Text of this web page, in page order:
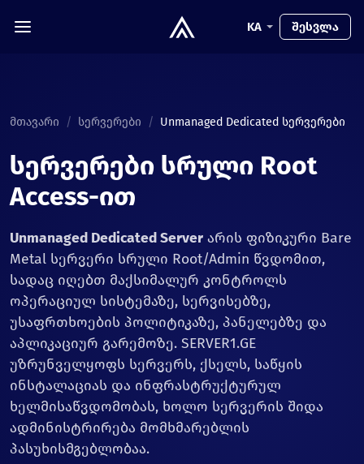
KA შესვლა
მთავარი / სერვერები / Unmanaged Dedicated სერვერები
სერვერები სრული Root
Access-ით
Unmanaged Dedicated Server არის ფიზიკური Bare
Metal სერვერი სრული Root/Admin წვდომით,
სადაც იღებთ მაქსიმალურ კონტროლს
ოპერაციულ სისტემაზე, სერვისებზე,
უსაფრთხოების პოლიტიკაზე, პანელებზე და
აპლიკაციურ გარემოზე. SERVER1.GE
უზრუნველყოფს სერვერს, ქსელს, საწყის
ინსტალაციას და ინფრასტრუქტურულ
ხელმისაწვდომობას, ხოლო სერვერის შიდა
ადმინისტრირება მომხმარებლის
პასუხისმგებლობაა.